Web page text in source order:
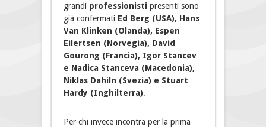
grandi professionistipresenti sono
già confermati Ed Berg (USA), Hans
Van Klinken (Olanda), Espen
Eilertsen (Norvegia), David
Gourong (Francia), Igor Stancev
e Nadica Stanceva (Macedonia),
Niklas Dahiln (Svezia) e Stuart
Hardy (Inghilterra).
Per chi invece incontra per la prima